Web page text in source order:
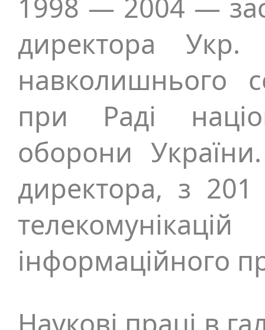
1998 — 2004 —
директора Укр.
навколишнього
при Раді
оборони
директора, з
інформаційного